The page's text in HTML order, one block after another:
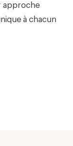
approche
à chacun